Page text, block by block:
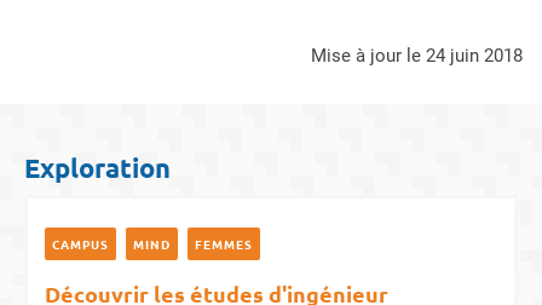
mise à jour le 24 juin 2018
Exploration
CAMPUS MIND FEMMES
Découvrir les études d'ingénieur